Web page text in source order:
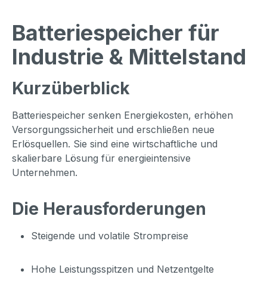
Batteriespeicher für
Industrie & Mittelstand
Kurzüberblick
Batteriespeicher senken Energiekosten, erhöhen
Versorgungssicherheit und erschließen neue
Erlösquellen. Sie sind eine wirtschaftliche und
skalierbare Lösung für energieintensive
Unternehmen.
Die Herausforderungen
Steigende und volatile Strompreise
Hohe Leistungsspitzen und Netzentgelte